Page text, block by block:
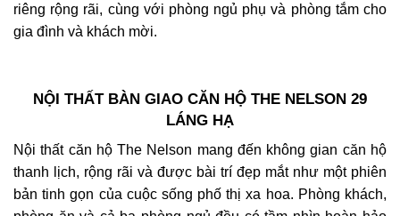
riêng rộng rãi, cùng với phòng ngủ phụ và phòng tắm cho
gia đình và khách mời.
NỘI THẤT BÀN GIAO CĂN HỘ THE NELSON 29
LÁNG HẠ
Nội thất căn hộ The Nelson mang đến không gian căn hộ
thanh lịch, rộng rãi và được bài trí đẹp mắt như một phiên
bản tinh gọn của cuộc sống phố thị xa hoa. Phòng khách,